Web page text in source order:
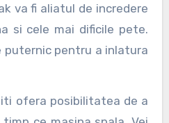
va fi aliatul de incredere
si cele mai dificile pete.
puternic pentru a inlatura
iti ofera posibilitatea de a